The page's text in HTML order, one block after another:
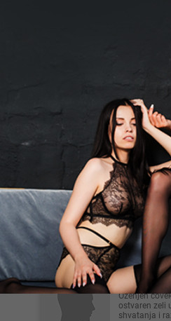
sve vrste
Radim i
Beograd
Ćao, tražim devojke ili milf dame za
saradnju.
komunikacije
Beograd
Ozenjen covek jako pristojan, kulturan,
ostvaren zeli
shvatanja i